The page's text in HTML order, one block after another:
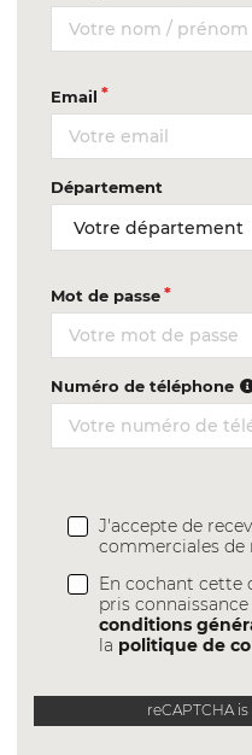
Email
Département
Mot de passe
Numéro de téléphone
J'accepte de
commerciales de
En cochant cette
pris
conditions
la politique de
reCAPTCHA